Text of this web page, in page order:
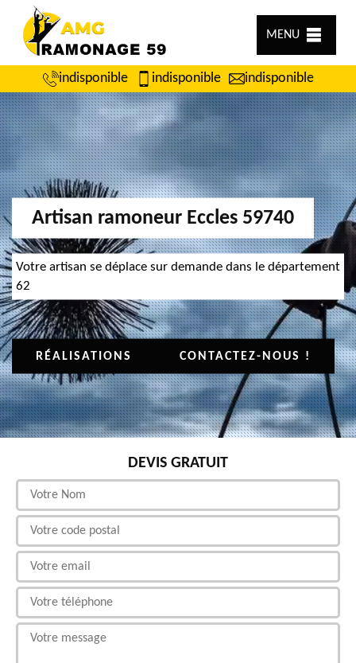
MENU
indisponible indisponible indisponible
Artisan ramoneur Eccles 59740
Votre artisan se déplace sur demande dans le département
62
RÉALISATIONS CONTACTEZ-NOUS !
DEVIS GRATUIT